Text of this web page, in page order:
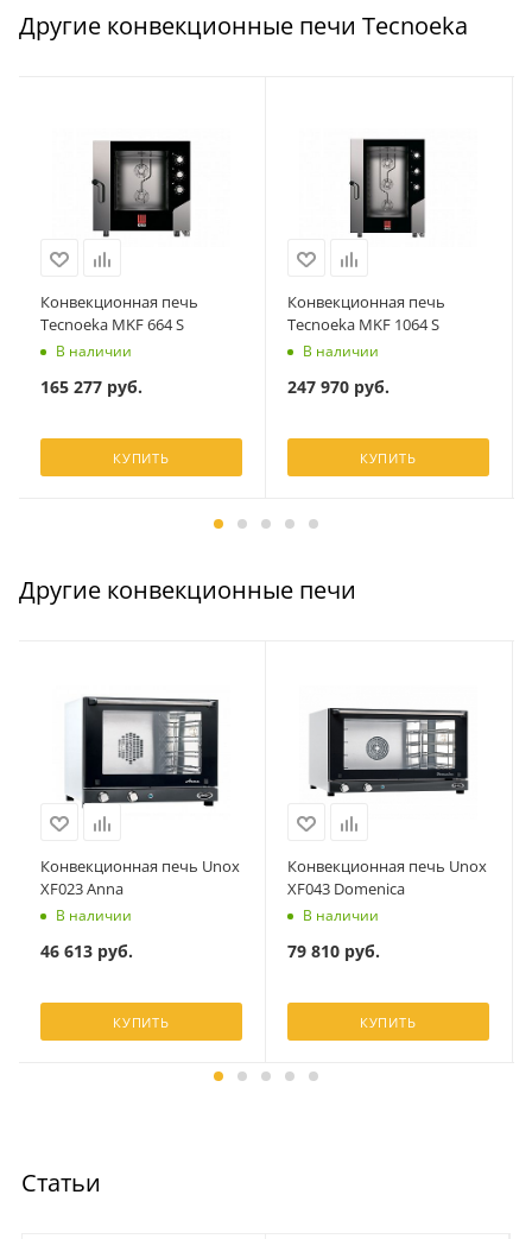
Другие конвекционные печи Tecnoeka
Конвекционная печь
Tecnoeka MKF 664 S
В наличии
165 277руб.
КУПИТЬ
Конвекционная печь
Tecnoeka MKF 1064 S
В наличии
247 970руб.
КУПИТЬ
Другие конвекционные печи
Конвекционная печь Unox
XF023 Anna
В наличии
46 613руб.
КУПИТЬ
Конвекционная печь Unox
XF043 Domenica
В наличии
79 810руб.
КУПИТЬ
Статьи